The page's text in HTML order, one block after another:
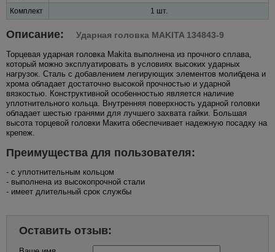
Комплект
1 шт.
Описание: Ударная головка MAKITA 134843-9
Торцевая ударная головка Makita выполнена из прочного сплава,
который можно эксплуатировать в условиях высоких ударных
нагрузок. Сталь с добавлением легирующих элементов молибдена и
хрома обладает достаточно высокой прочностью и ударной
вязкостью. Конструктивной особенностью является наличие
уплотнительного кольца. Внутренняя поверхность ударной головки
обладает шестью гранями для лучшего захвата гайки. Большая
высота торцевой головки Макита обеспечивает надежную посадку на
крепеж.
Преимущества для пользователя:
- с уплотнительным кольцом
- выполнена из высокопрочной стали
- имеет длительный срок службы
Оставить отзыв: